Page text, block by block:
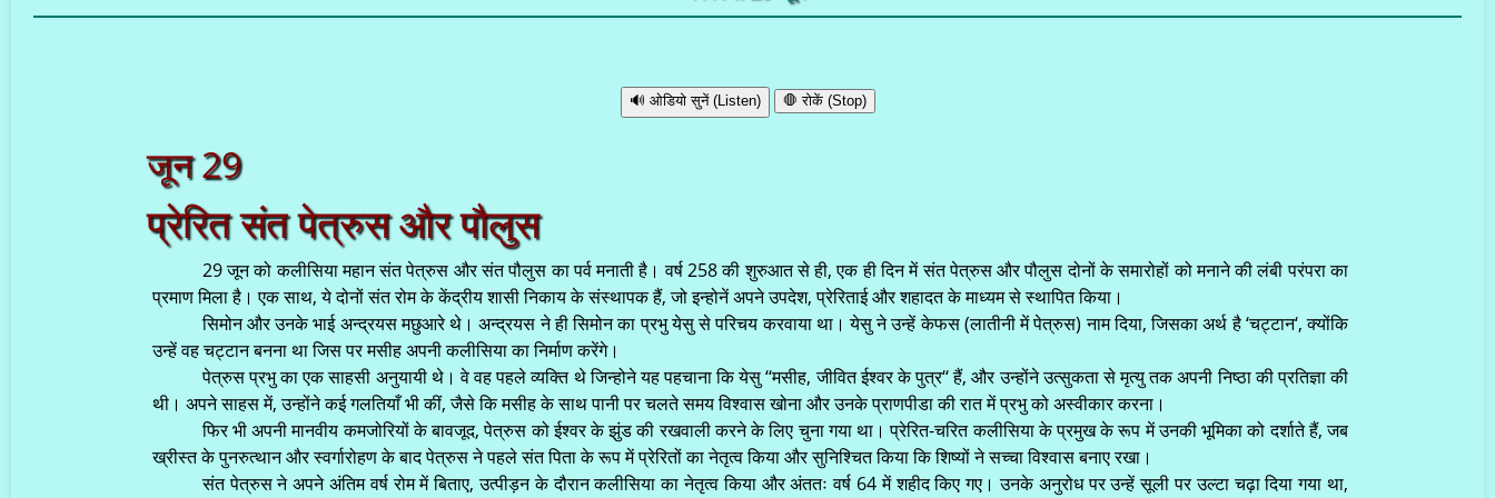
🔊 ओडियो सुनें (Listen) 🛑 रोकें (Stop)
जून 29
प्रेरित संत पेत्रुस और पौलुस
29 जून को कलीसिया महान संत पेत्रुस और संत पौलुस का पर्व मनाती है। वर्ष 258 की शुरुआत से ही, एक ही दिन में संत पेत्रुस और पौलुस दोनों के समारोहों को मनाने की लंबी परंपरा का
प्रमाण मिला है। एक साथ, ये दोनों संत रोम के केंद्रीय शासी निकाय के संस्थापक हैं, जो इन्होनें अपने उपदेश, प्रेरिताई और शहादत के माध्यम से स्थापित किया।
सिमोन और उनके भाई अन्द्रयस मछुआरे थे। अन्द्रयस ने ही सिमोन का प्रभु येसु से परिचय करवाया था। येसु ने उन्हें केफस (लातीनी में पेत्रुस) नाम दिया, जिसका अर्थ है ‘चट्टान‘, क्योंकि
उन्हें वह चट्टान बनना था जिस पर मसीह अपनी कलीसिया का निर्माण करेंगे।
पेत्रुस प्रभु का एक साहसी अनुयायी थे। वे वह पहले व्यक्ति थे जिन्होने यह पहचाना कि येसु ‘‘मसीह, जीवित ईश्वर के पुत्र‘‘ हैं, और उन्होंने उत्सुकता से मृत्यु तक अपनी निष्ठा की प्रतिज्ञा की
थी। अपने साहस में, उन्होंने कई गलतियाँ भी कीं, जैसे कि मसीह के साथ पानी पर चलते समय विश्वास खोना और उनके प्राणपीडा की रात में प्रभु को अस्वीकार करना।
फिर भी अपनी मानवीय कमजोरियों के बावजूद, पेत्रुस को ईश्वर के झुंड की रखवाली करने के लिए चुना गया था। प्रेरित-चरित कलीसिया के प्रमुख के रूप में उनकी भूमिका को दर्शाते हैं, जब
ख्रीस्त के पुनरुत्थान और स्वर्गारोहण के बाद पेत्रुस ने पहले संत पिता के रूप में प्रेरितों का नेतृत्व किया और सुनिश्चित किया कि शिष्यों ने सच्चा विश्वास बनाए रखा।
संत पेत्रुस ने अपने अंतिम वर्ष रोम में बिताए, उत्पीड़न के दौरान कलीसिया का नेतृत्व किया और अंततः वर्ष 64 में शहीद किए गए। उनके अनुरोध पर उन्हें सूली पर उल्टा चढ़ा दिया गया था,